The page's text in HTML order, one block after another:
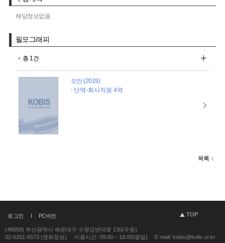
해당정보없음
필모그래피
총 1건
오만 (2019)
: 단역-회사직원 4역
목록
로그인 PC버전 TOP
(48058) 부산광역시 해운대구 수영강변대로 130(우동)
02-6261-6573 (영화정보)
이용시간: 09:00 ~ 18:00(평일) E-mail: kobis@kofic.or.kr